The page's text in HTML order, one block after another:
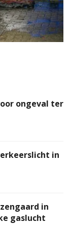
ongeval ter
in
in
gaslucht